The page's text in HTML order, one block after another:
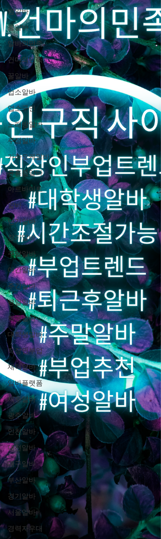
밤알바
룸알바
알바의민족
건마의민족
꿀알바
업소알바
업소구인
노래방알바
주점알바
가라오케알바
유흥룸알바
아르바이트
알바
단기알바
장기알바
주말알바
야간알바
주간알바
평일알바
학생알바
대학생알바
직장인부업
재택알바
알바플랫폼
제주알바
광주알바
인천알바
대전알바
대구알바
부산알바
경기알바
서울알바
경력자우대